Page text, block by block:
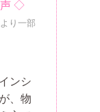
声 ◇
り一部
ンシ
、物